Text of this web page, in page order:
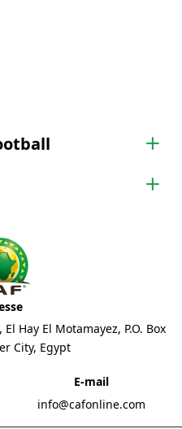
Hay El Motamayez, P.O. Box
City, Egypt
E-mail
info@cafonline.com